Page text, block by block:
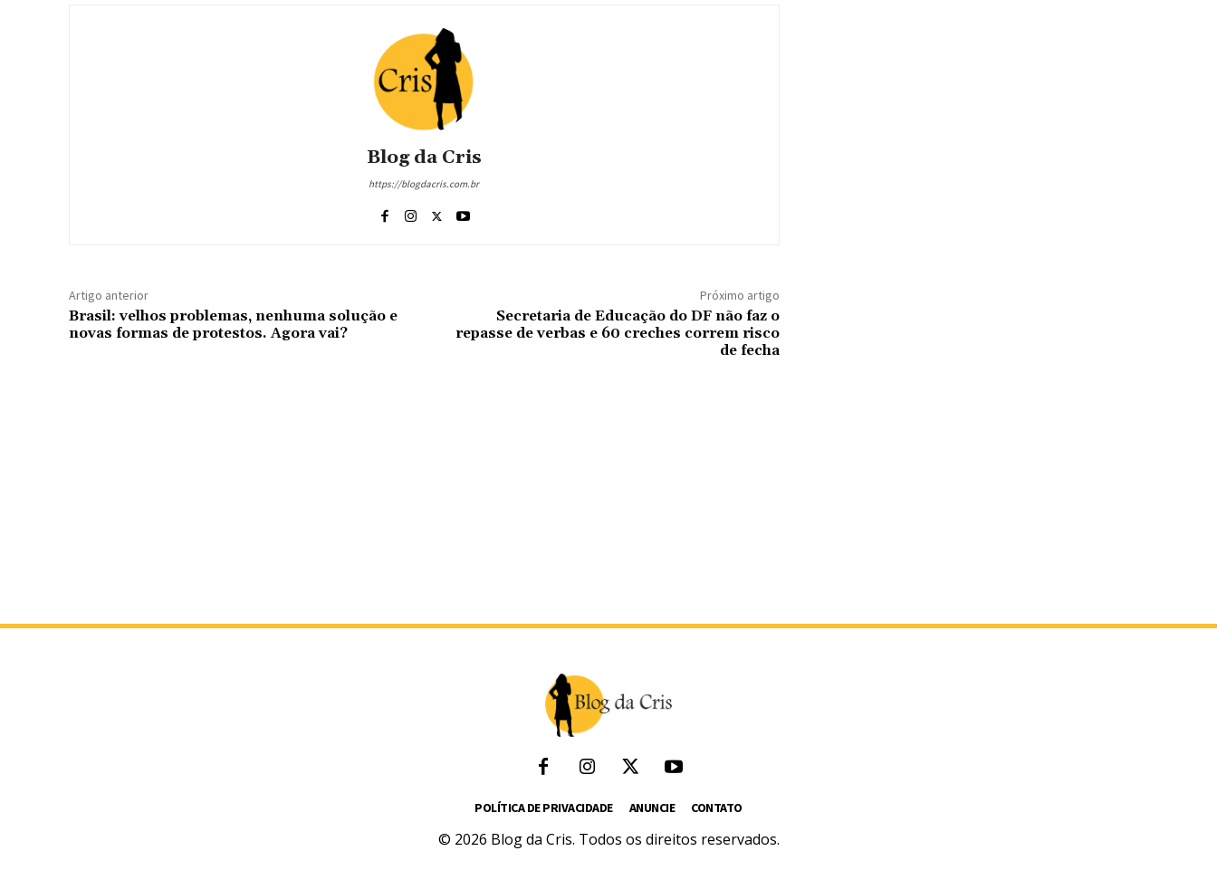
Blog da Cris
https://blogdacris.com.br
Artigo anterior
Brasil: velhos problemas, nenhuma solução e
novas formas de protestos. Agora vai?
Próximo artigo
Secretaria de Educação do DF não faz o
repasse de verbas e 60 creches correm risco
de fecha
POLÍTICA DE PRIVACIDADE ANUNCIE CONTATO
© 2026 Blog da Cris. Todos os direitos reservados.